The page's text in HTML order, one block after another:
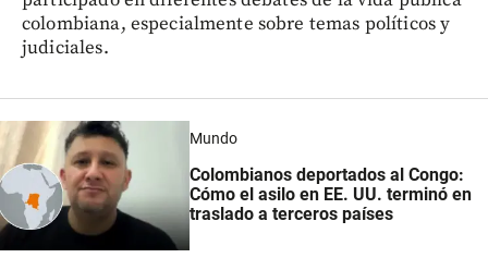
colombiana, especialmente sobre temas políticos y
judiciales.
Mundo
Colombianos deportados al Congo:
Cómo el asilo en EE. UU. terminó en
traslado a terceros países